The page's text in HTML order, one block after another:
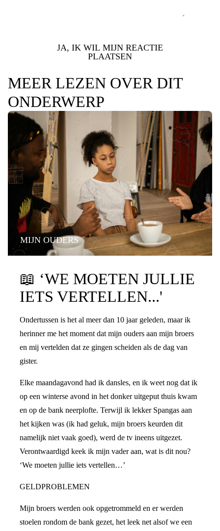
JA, IK WIL MIJN REACTIE
PLAATSEN
MEER LEZEN OVER DIT
ONDERWERP
MIJN OUDERS
📖 ‘WE MOETEN JULLIE
IETS VERTELLEN...'
Ondertussen is het al meer dan 10 jaar geleden, maar ik
herinner me het moment dat mijn ouders aan mijn broers
en mij vertelden dat ze gingen scheiden als de dag van
gister.
Elke maandagavond had ik dansles, en ik weet nog dat ik
op een winterse avond in het donker uitgeput thuis kwam
en op de bank neerplofte. Terwijl ik lekker Spangas aan
het kijken was (ik had geluk, mijn broers keurden dit
namelijk niet vaak goed), werd de tv ineens uitgezet.
Verontwaardigd keek ik mijn vader aan, wat is dit nou?
‘We moeten jullie iets vertellen…’
GELDPROBLEMEN
Mijn broers werden ook opgetrommeld en er werden
stoelen rondom de bank gezet, het leek net alsof we een